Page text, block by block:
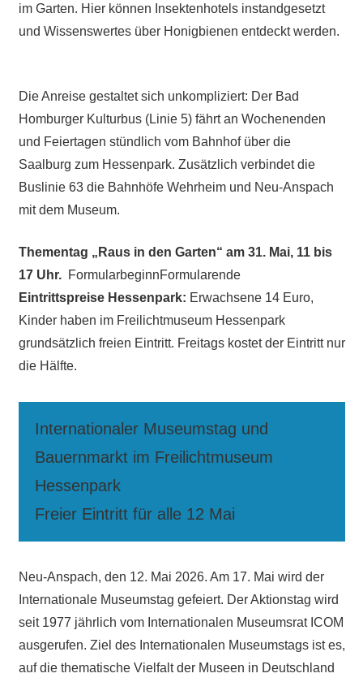
im Garten. Hier können Insektenhotels instandgesetzt
und Wissenswertes über Honigbienen entdeckt werden.
Die Anreise gestaltet sich unkompliziert: Der Bad
Homburger Kulturbus (Linie 5) fährt an Wochenenden
und Feiertagen stündlich vom Bahnhof über die
Saalburg zum Hessenpark. Zusätzlich verbindet die
Buslinie 63 die Bahnhöfe Wehrheim und Neu-Anspach
mit dem Museum.
Thementag „Raus in den Garten“ am 31. Mai, 11 bis
17 Uhr. FormularbeginnFormularende
Eintrittspreise Hessenpark: Erwachsene 14 Euro,
Kinder haben im Freilichtmuseum Hessenpark
grundsätzlich freien Eintritt. Freitags kostet der Eintritt nur
die Hälfte.
Internationaler Museumstag und
Bauernmarkt im Freilichtmuseum
Hessenpark
Freier Eintritt für alle 12 Mai
Neu-Anspach, den 12. Mai 2026. Am 17. Mai wird der
Internationale Museumstag gefeiert. Der Aktionstag wird
seit 1977 jährlich vom Internationalen Museumsrat ICOM
ausgerufen. Ziel des Internationalen Museumstags ist es,
auf die thematische Vielfalt der Museen in Deutschland